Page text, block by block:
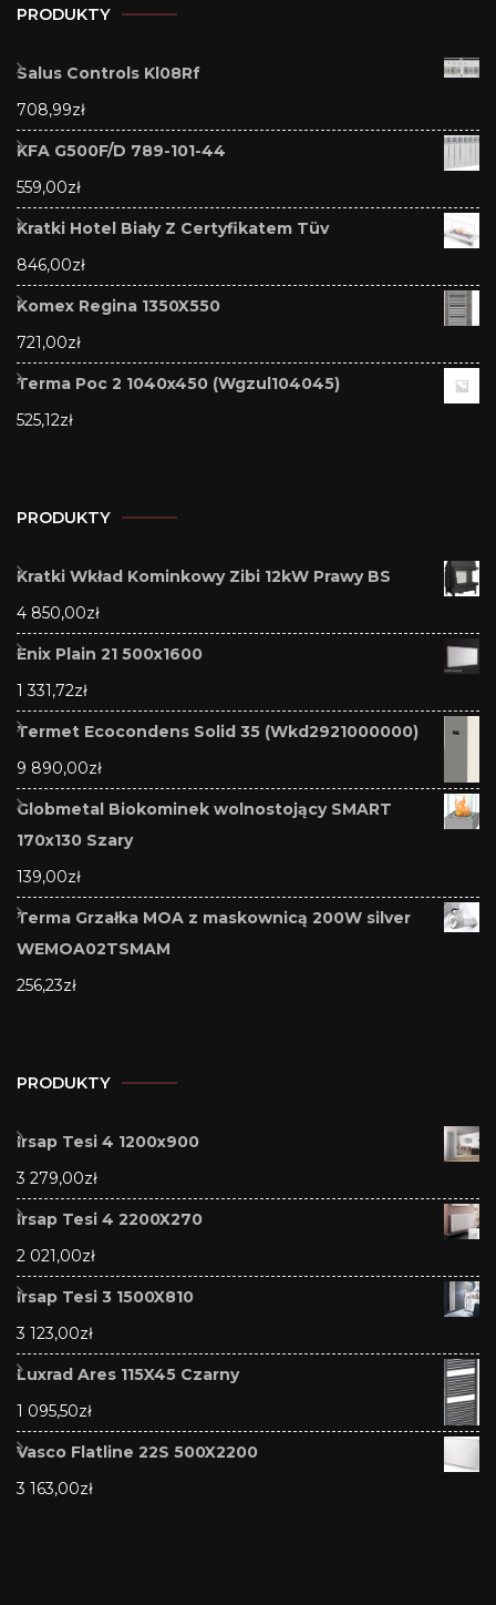
PRODUKTY
Salus Controls Kl08Rf
708,99zł
KFA G500F/D 789-101-44
559,00zł
Kratki Hotel Biały Z Certyfikatem Tüv
846,00zł
Komex Regina 1350X550
721,00zł
Terma Poc 2 1040x450 (Wgzul104045)
525,12zł
PRODUKTY
Kratki Wkład Kominkowy Zibi 12kW Prawy BS
4 850,00zł
Enix Plain 21 500x1600
1 331,72zł
Termet Ecocondens Solid 35 (Wkd2921000000)
9 890,00zł
Globmetal Biokominek wolnostojący SMART
170x130 Szary
139,00zł
Terma Grzałka MOA z maskownicą 200W silver
WEMOA02TSMAM
256,23zł
PRODUKTY
Irsap Tesi 4 1200x900
3 279,00zł
Irsap Tesi 4 2200X270
2 021,00zł
Irsap Tesi 3 1500X810
3 123,00zł
Luxrad Ares 115X45 Czarny
1 095,50zł
Vasco Flatline 22S 500X2200
3 163,00zł